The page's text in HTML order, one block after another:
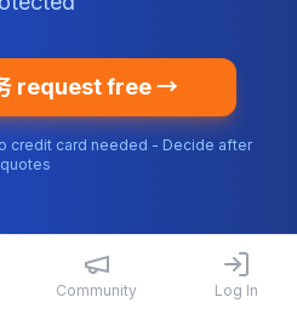
request free →
credit card needed - Decide after
quotes
Community Log In